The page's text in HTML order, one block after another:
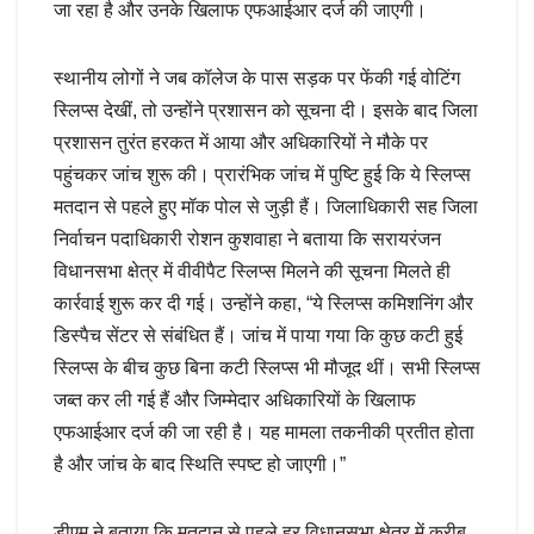
जा रहा है और उनके खिलाफ एफआईआर दर्ज की जाएगी।
स्थानीय लोगों ने जब कॉलेज के पास सड़क पर फेंकी गई वोटिंग
स्लिप्स देखीं, तो उन्होंने प्रशासन को सूचना दी। इसके बाद जिला
प्रशासन तुरंत हरकत में आया और अधिकारियों ने मौके पर
पहुंचकर जांच शुरू की। प्रारंभिक जांच में पुष्टि हुई कि ये स्लिप्स
मतदान से पहले हुए मॉक पोल से जुड़ी हैं। जिलाधिकारी सह जिला
निर्वाचन पदाधिकारी रोशन कुशवाहा ने बताया कि सरायरंजन
विधानसभा क्षेत्र में वीवीपैट स्लिप्स मिलने की सूचना मिलते ही
कार्रवाई शुरू कर दी गई। उन्होंने कहा, “ये स्लिप्स कमिशनिंग और
डिस्पैच सेंटर से संबंधित हैं। जांच में पाया गया कि कुछ कटी हुई
स्लिप्स के बीच कुछ बिना कटी स्लिप्स भी मौजूद थीं। सभी स्लिप्स
जब्त कर ली गई हैं और जिम्मेदार अधिकारियों के खिलाफ
एफआईआर दर्ज की जा रही है। यह मामला तकनीकी प्रतीत होता
है और जांच के बाद स्थिति स्पष्ट हो जाएगी।”